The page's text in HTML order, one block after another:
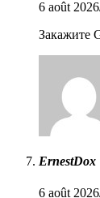
6 août
Закажите
ErnestDox
6 août